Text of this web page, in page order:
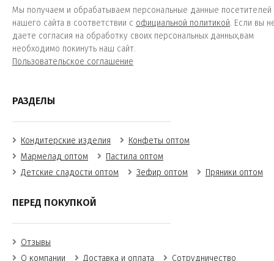
Мы получаем и обрабатываем персональные данные посетителей
нашего сайта в соответствии с официальной политикой. Если вы
даете согласия на обработку своих персональных данных,вам
необходимо покинуть наш сайт.
Пользовательское соглашение
РАЗДЕЛЫ
Кондитерские изделия
Конфеты оптом
Мармелад оптом
Пастила оптом
Детские сладости оптом
Зефир оптом Пряники оптом
ПЕРЕД ПОКУПКОЙ
Отзывы
О компании
Доставка и оплата Сотрудничество